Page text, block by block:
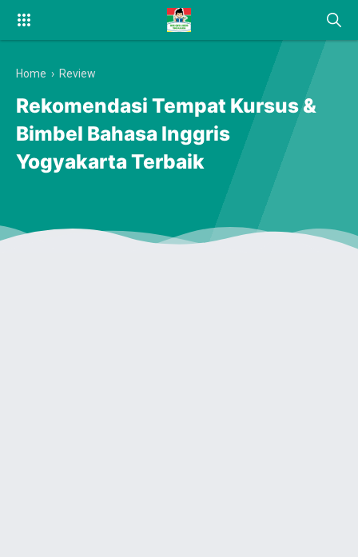
Home › Review
Rekomendasi Tempat Kursus &
Bimbel Bahasa Inggris
Yogyakarta Terbaik